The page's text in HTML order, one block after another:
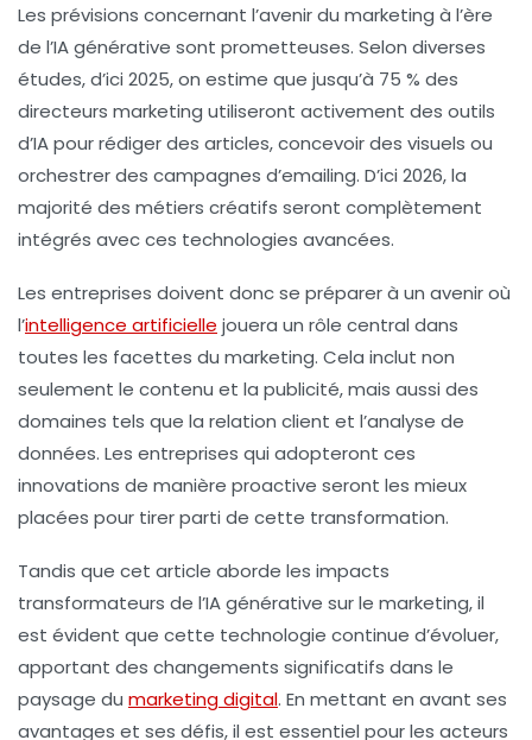
Les prévisions concernant l’avenir du marketing à l’ère
de l’IA générative sont prometteuses. Selon diverses
études, d’ici 2025, on estime que jusqu’à 75 % des
directeurs marketing utiliseront activement des outils
d’IA pour rédiger des articles, concevoir des visuels ou
orchestrer des campagnes d’emailing. D’ici 2026, la
majorité des métiers créatifs seront complètement
intégrés avec ces technologies avancées.
Les entreprises doivent donc se préparer à un avenir où
l’intelligence artificielle jouera un rôle central dans
toutes les facettes du marketing. Cela inclut non
seulement le contenu et la publicité, mais aussi des
domaines tels que la relation client et l’analyse de
données. Les entreprises qui adopteront ces
innovations de manière proactive seront les mieux
placées pour tirer parti de cette transformation.
Tandis que cet article aborde les impacts
transformateurs de l’IA générative sur le marketing, il
est évident que cette technologie continue d’évoluer,
apportant des changements significatifs dans le
paysage du marketing digital. En mettant en avant ses
avantages et ses défis, il est essentiel pour les acteurs